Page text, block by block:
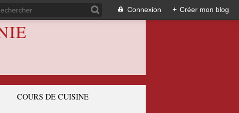
Connexion + Créer mon blog
COURS DE CUISINE